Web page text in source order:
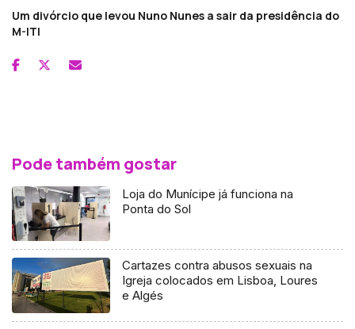
Um divórcio que levou Nuno Nunes a sair da presidência do
M-ITI
Pode também gostar
Loja do Munícipe já funciona na
Ponta do Sol
Cartazes contra abusos sexuais na
Igreja colocados em Lisboa, Loures
e Algés